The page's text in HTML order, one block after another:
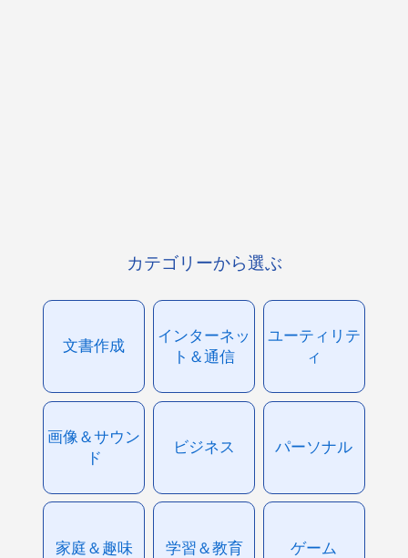
カテゴリーから選ぶ
文書作成
インターネッ
ト＆通信
ユーティリテ
ィ
画像＆サウン
ド
ビジネス パーソナル
家庭＆趣味 学習＆教育 ゲーム